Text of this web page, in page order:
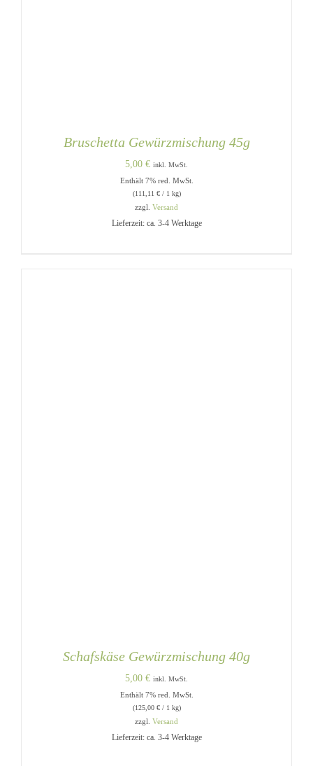
Bruschetta Gewürzmischung 45g
5,00 € inkl. MwSt.
Enthält 7% red. MwSt.
(111,11 €/ 1 kg)
zzgl. Versand
Lieferzeit: ca. 3-4 Werktage
Schafskäse Gewürzmischung 40g
5,00 € inkl. MwSt.
Enthält 7% red. MwSt.
(125,00 €/ 1 kg)
zzgl. Versand
Lieferzeit: ca. 3-4 Werktage